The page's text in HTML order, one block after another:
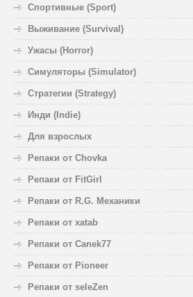
Спортивные (Sport)
Выживание (Survival)
Ужасы (Horror)
Симуляторы (Simulator)
Стратегии (Strategy)
Инди (Indie)
Для взрослых
Репаки от Chovka
Репаки от FitGirl
Репаки от R.G. Механики
Репаки от xatab
Репаки от Canek77
Репаки от Pioneer
Репаки от seleZen